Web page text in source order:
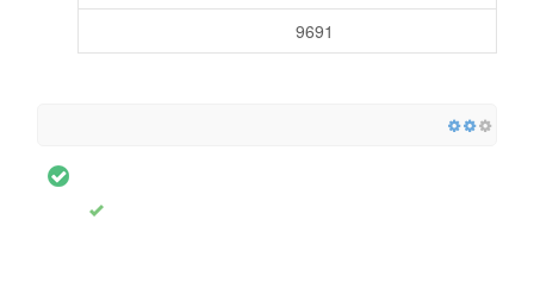
9691